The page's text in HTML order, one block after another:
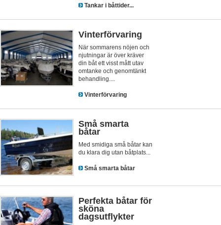
Tankar i båttider...
Vinterförvaring
När sommarens nöjen och
njutningar är över kräver
din båt ett visst mått utav
omtanke och genomtänkt
behandling....
Vinterförvaring
Små smarta
båtar
Med smidiga små båtar kan
du klara dig utan båtplats...
Små smarta båtar
Perfekta båtar för
sköna
dagsutflykter